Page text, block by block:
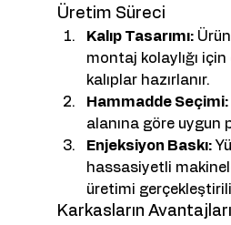
Üretim Süreci
Kalıp Tasarımı:
montaj kolaylığı
kalıplar hazırlanır.
Hammadde Seçimi:
alanına göre uygun
Enjeksiyon Baskı:
hassasiyetli
üretimi
Karkasların Avantajları